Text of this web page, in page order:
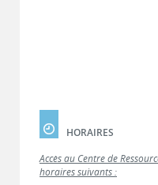
HORAIRES
Accès au Centre de
horaires suivants :